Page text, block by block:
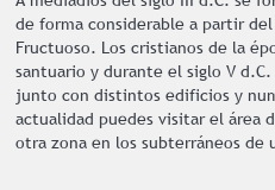
de forma considerable a partir
Fructuoso. Los cristianos de la
santuario y durante el siglo V
junto con distintos edificios y
actualidad puedes visitar el área
otra zona en los subterráneos de